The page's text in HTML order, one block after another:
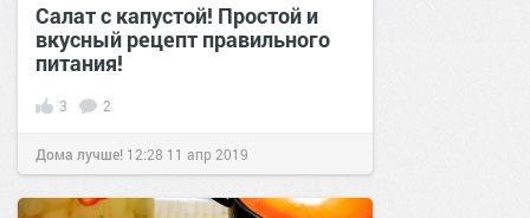
Салат с капустой! Простой и
вкусный рецепт правильного
питания!
3 2
Дома лучше! 12:28 11 апр 2019